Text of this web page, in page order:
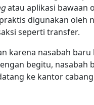
atau aplikasi bawaan
digunakan oleh
seperti transfer.
karena nasabah
begitu,
ke kantor